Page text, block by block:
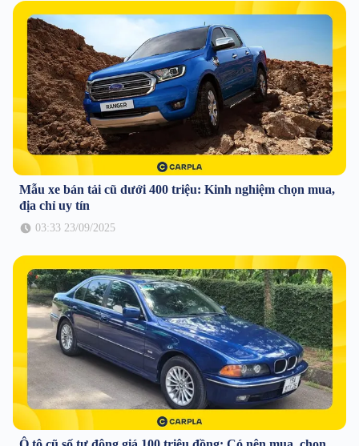
Mẫu xe bán tải cũ dưới 400 triệu: Kinh nghiệm chọn mua,
địa chỉ uy tín
03:33 23/09/2025